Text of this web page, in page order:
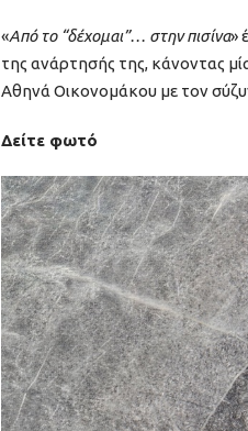
«Από το “δέχομαι”… στην πισίνα»
της ανάρτησής της, κάνοντας
Αθηνά Οικονομάκου με τον
Δείτε φωτό